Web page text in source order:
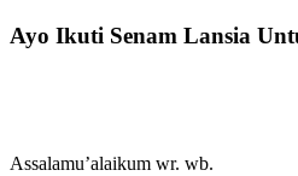
Ayo Ikuti Senam Lansia
Assalamu’alaikum wr. wb.